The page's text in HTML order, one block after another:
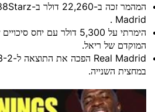
Madrid .
המוקדם של ריאל.
במחצית השנייה.